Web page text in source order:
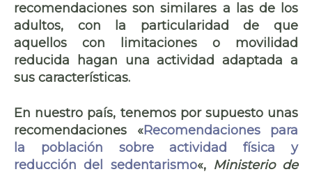
recomendaciones son similares a las de los
adultos, con la particularidad de que
aquellos con limitaciones o movilidad
reducida hagan una actividad adaptada a
sus características.
En nuestro país, tenemos por supuesto unas
recomendaciones «Recomendaciones para
la población sobre actividad física y
reducción del sedentarismo«, Ministerio de